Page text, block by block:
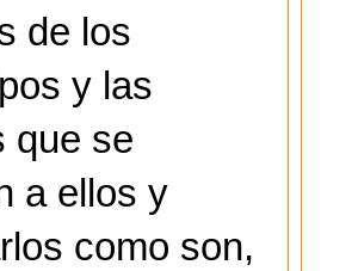
de los
y las
que se
a ellos y
como son,